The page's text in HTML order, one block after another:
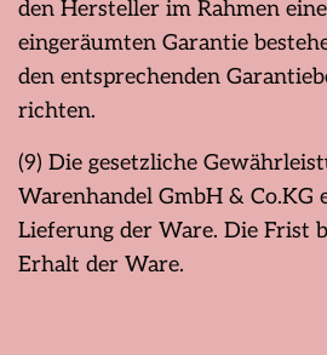
den Hersteller im Rahmen
eingeräumten Garantie
den entsprechenden
richten.
(9) Die gesetzliche
Warenhandel GmbH & Co.KG
Lieferung der Ware. Die Frist
Erhalt der Ware.